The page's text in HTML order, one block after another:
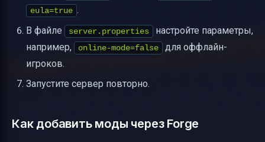
eula=true .
В файле
server.properties
настройте параметры,
например,
online-mode=false
для оффлайн-
игроков.
Запустите сервер повторно.
Как добавить моды через Forge